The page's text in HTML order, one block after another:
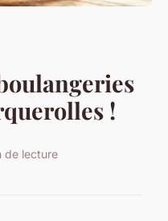
!
de lecture